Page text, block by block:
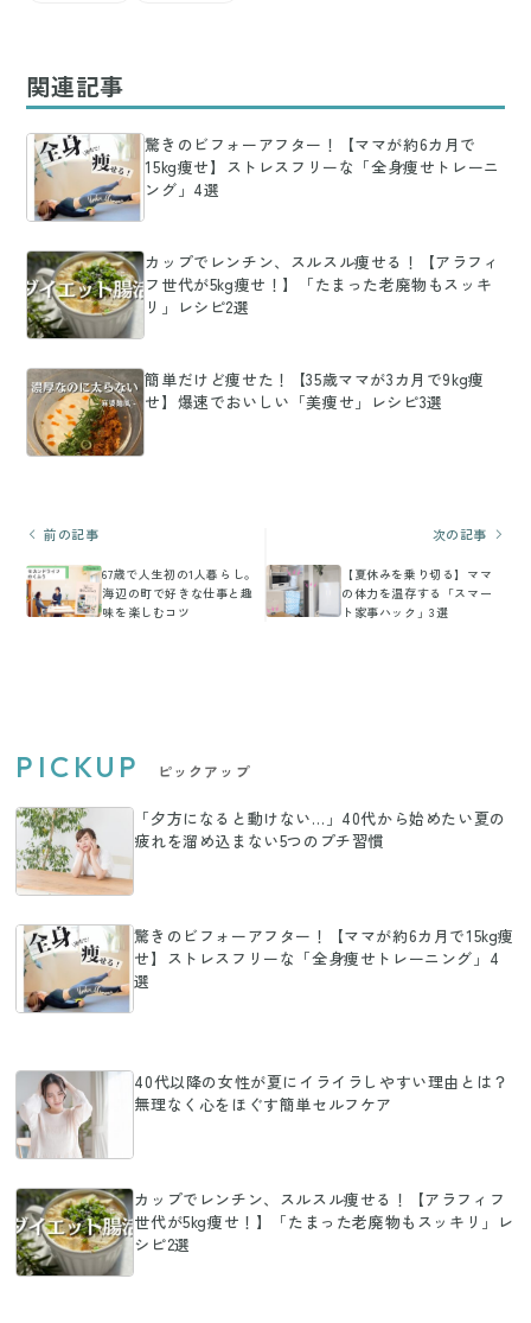
関連記事
驚きのビフォーアフター！【ママが約6カ月で
15kg痩せ】ストレスフリーな「全身痩せトレーニ
ング」4選
カップでレンチン、スルスル痩せる！【アラフィ
フ世代が5kg痩せ！】「たまった老廃物もスッキ
リ」レシピ2選
簡単だけど痩せた！【35歳ママが3カ月で9kg痩
せ】爆速でおいしい「美痩せ」レシピ3選
前の記事
67歳で人生初の1人暮らし。
海辺の町で好きな仕事と趣
味を楽しむコツ
次の記事
【夏休みを乗り切る】ママ
の体力を温存する「スマー
ト家事ハック」3選
PICKUP ピックアップ
「夕方になると動けない…」40代から始めたい夏の
疲れを溜め込まない5つのプチ習慣
驚きのビフォーアフター！【ママが約6カ月で15kg痩
せ】ストレスフリーな「全身痩せトレーニング」4
選
40代以降の女性が夏にイライラしやすい理由とは？
無理なく心をほぐす簡単セルフケア
カップでレンチン、スルスル痩せる！【アラフィフ
世代が5kg痩せ！】「たまった老廃物もスッキリ」レ
シピ2選